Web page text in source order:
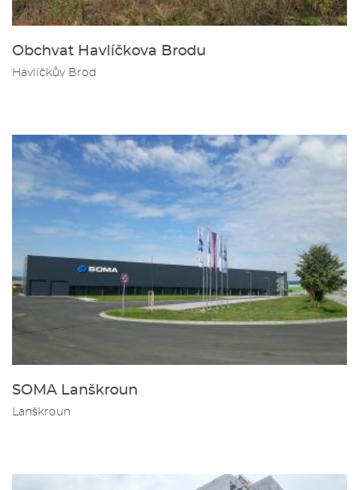
Obchvat Havlíčkova Brodu
Havlíčkův Brod
SOMA Lanškroun
Lanškroun